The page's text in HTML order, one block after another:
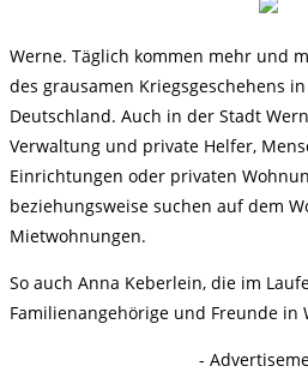
Werne. Täglich kommen mehr und
des grausamen Kriegsgeschehens
Deutschland. Auch in der Stadt
Verwaltung und private Helfer,
Einrichtungen oder privaten
beziehungsweise suchen auf dem
Mietwohnungen.
So auch Anna Keberlein, die im
Familienangehörige und Freunde in
-